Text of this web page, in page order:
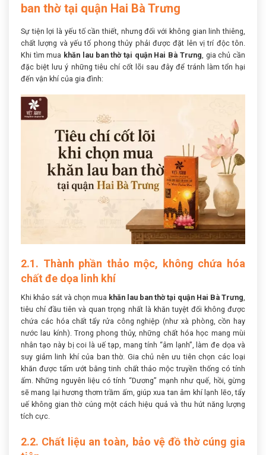
ban thờ tại quận Hai Bà Trưng
Sự tiện lợi là yếu tố cần thiết, nhưng đối với không gian linh thiêng,
chất lượng và yếu tố phong thủy phải được đặt lên vị trí độc tôn.
Khi tìm mua khăn lau ban thờ tại quận Hai Bà Trưng , gia chủ cần
đặc biệt lưu ý những tiêu chí cốt lõi sau đây để tránh làm tổn hại
đến vận khí của gia đình:
2.1. Thành phần thảo mộc, không chứa hóa
chất đe dọa linh khí
Khi khảo sát và chọn mua khăn lau ban thờ tại quận Hai Bà Trưng,
tiêu chí đầu tiên và quan trọng nhất là khăn tuyệt đối không được
chứa các hóa chất tẩy rửa công nghiệp (như xà phòng, cồn hay
nước lau kính). Trong phong thủy, những chất hóa học mang mùi
nhân tạo này bị coi là uế tạp, mang tính “âm lạnh”, làm đe dọa và
suy giảm linh khí của ban thờ. Gia chủ nên ưu tiên chọn các loại
khăn được tẩm ướt bằng tinh chất thảo mộc truyền thống có tính
ấm. Những nguyên liệu có tính “Dương” mạnh như quế, hồi, gừng
sẽ mang lại hương thơm trầm ấm, giúp xua tan âm khí lạnh lẽo, tẩy
uế không gian thờ cúng một cách hiệu quả và thu hút năng lượng
tích cực.
2.2. Chất liệu an toàn, bảo vệ đồ thờ cúng gia